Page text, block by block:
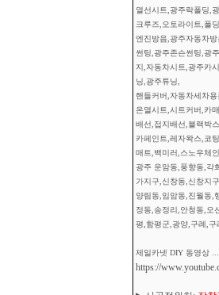
열선시트,광주락폴딩,
크루즈,오토라이트,폴
엔진방음,광주자동차
썬팅,광주존슨썬팅,광
지,자동차시트,광주카
닝,광주튜닝,
핸들커버,자동차세차
온열시트,시트커버,카
배선,접지배선,블랙박
카페인트,레자왁스,코
매트,백미러,스노우체
광주 운암동,풍향동,각
가지구,신창동,신창지
양림동,임암동,진월동,
정동,송정리,안청동,오
평,함평군,광양,구례,
제일카넷 DIY 동영상
https://